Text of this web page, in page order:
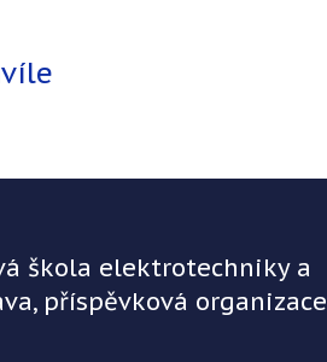
škola elektrotechniky a
příspěvková organizace